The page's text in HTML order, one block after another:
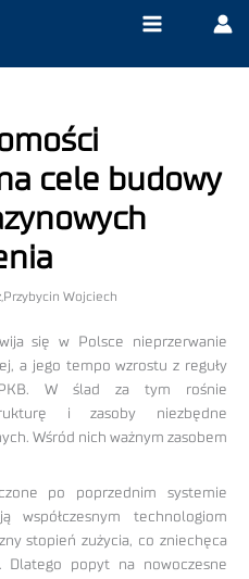
cele budowy
Wojciech
się w Polsce nieprzerwanie
a jego tempo wzrostu z reguły
W ślad za tym rośnie
i zasoby niezbędne
Wśród nich ważnym zasobem
po poprzednim systemie
współczesnym technologiom
stopień zużycia, co zniechęca
Dlatego popyt na nowoczesne